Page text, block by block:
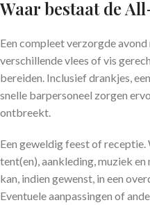
Waar bestaat de
Een compleet verzorgde
verschillende vlees of vis
bereiden. Inclusief drankjes,
snelle barpersoneel zorgen
ontbreekt.
Een geweldig feest of
tent(en), aankleding, muziek
kan, indien gewenst, in een
Eventuele aanpassingen of